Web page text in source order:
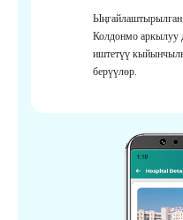
Колдонмо аркылуу
иштетүү
берүүлөр.